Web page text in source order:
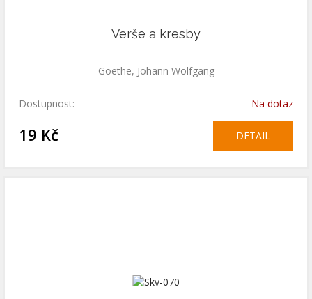
Verše a kresby
Goethe, Johann Wolfgang
Dostupnost: Na dotaz
19 Kč DETAIL